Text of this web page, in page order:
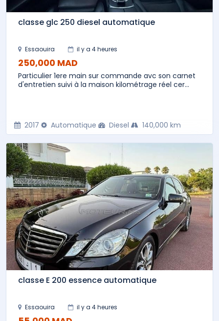
classe glc 250 diesel automatique
Essaouira il y a 4 heures
250,000 MAD
Particulier 1ere main sur commande avc son carnet
d'entretien suivi à la maison kilométrage réel cer...
2017 Automatique Diesel 140,000 km
classe E 200 essence automatique
Essaouira il y a 4 heures